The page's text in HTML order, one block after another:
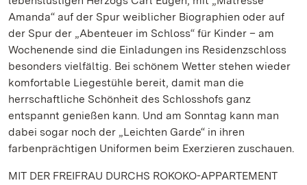
Amanda“ auf der Spur weiblicher Biographien oder auf
der Spur der „Abenteuer im Schloss“ für Kinder – am
Wochenende sind die Einladungen ins Residenzschloss
besonders vielfältig. Bei schönem Wetter stehen wieder
komfortable Liegestühle bereit, damit man die
herrschaftliche Schönheit des Schlosshofs ganz
entspannt genießen kann. Und am Sonntag kann man
dabei sogar noch der „Leichten Garde“ in ihren
farbenprächtigen Uniformen beim Exerzieren zuschauen.
MIT DER FREIFRAU DURCHS ROKOKO-APPARTEMENT